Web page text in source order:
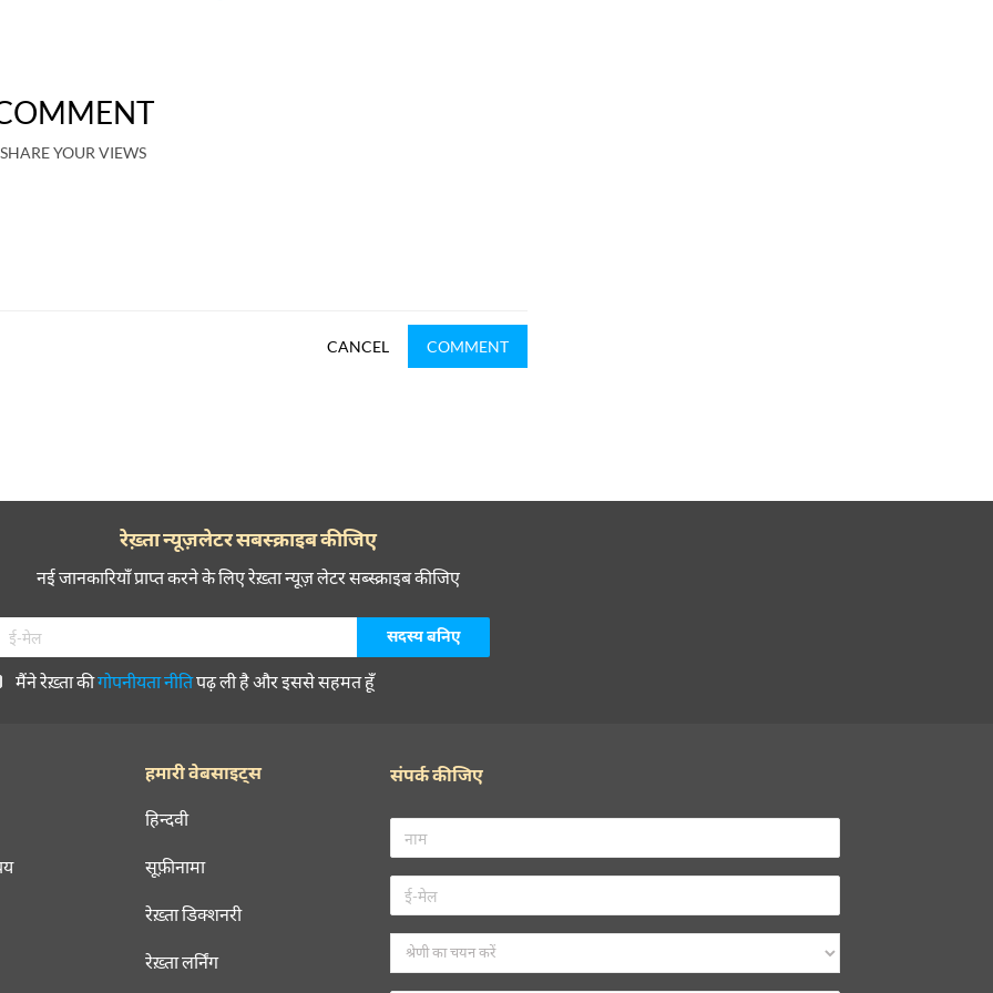
SHARE YOUR VIEWS
CANCEL COMMENT
रेख़्ता न्यूज़लेटर सबस्क्राइब कीजिए
नई जानकारियाँ प्राप्त करने के लिए रेख़्ता न्यूज़ लेटर सब्स्क्राइब कीजिए
मैंने रेख़्ता कीगोपनीयता नीतिपढ़ ली है और इससे सहमत हूँ
हमारी वेबसाइट्स
हिन्दवी
सूफ़ीनामा
रेख़्ता डिक्शनरी
रेख़्ता लर्निंग
संपर्क कीजिए